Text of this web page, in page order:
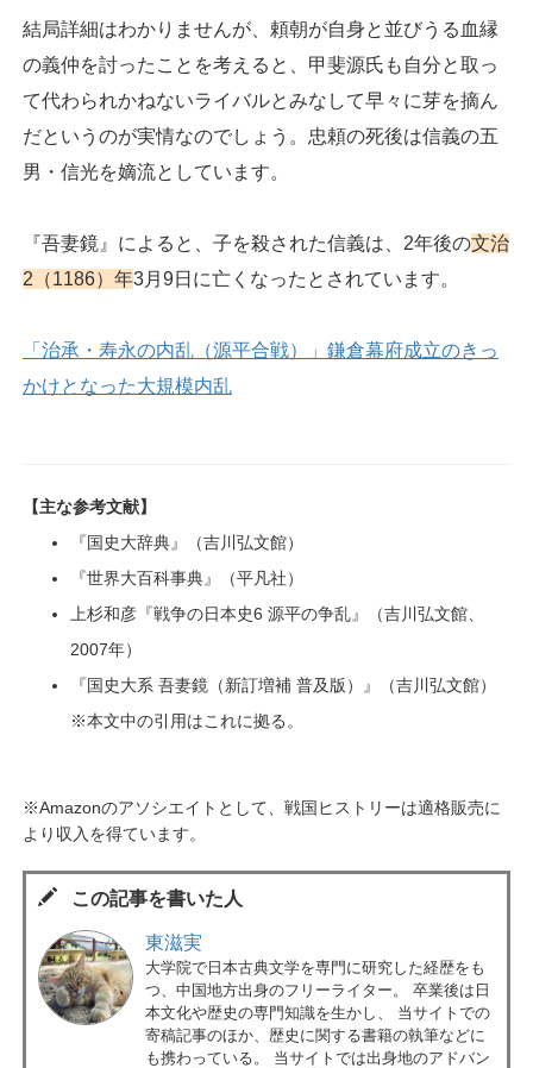
結局詳細はわかりませんが、頼朝が自身と並びうる血縁
の義仲を討ったことを考えると、甲斐源氏も自分と取っ
て代わられかねないライバルとみなして早々に芽を摘ん
だというのが実情なのでしょう。忠頼の死後は信義の五
男・信光を嫡流としています。
『吾妻鏡』によると、子を殺された信義は、2年後の文治
2（1186）年3月9日に亡くなったとされています。
「治承・寿永の内乱（源平合戦）」鎌倉幕府成立のきっ
かけとなった大規模内乱
【主な参考文献】
『国史大辞典』（吉川弘文館）
『世界大百科事典』（平凡社）
上杉和彦『戦争の日本史6 源平の争乱』（吉川弘文館、
2007年）
『国史大系 吾妻鏡（新訂増補 普及版）』（吉川弘文館）
※本文中の引用はこれに拠る。
※Amazonのアソシエイトとして、戦国ヒストリーは適格販売に
より収入を得ています。
この記事を書いた人
東滋実
大学院で日本古典文学を専門に研究した経歴をも
つ、中国地方出身のフリーライター。 卒業後は日
本文化や歴史の専門知識を生かし、 当サイトでの
寄稿記事のほか、歴史に関する書籍の執筆などに
も携わっている。 当サイトでは出身地のアドバン